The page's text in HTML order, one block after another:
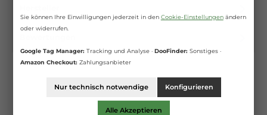
Sie können Ihre Einwilligungen jederzeit in den Cookie-Einstellungenändern
oder widerrufen.
Google Tag Manager: Tracking und Analyse · DooFinder: Sonstiges ·
Amazon Checkout: Zahlungsanbieter
Nur technisch notwendige Konfigurieren
Alle Akzeptieren